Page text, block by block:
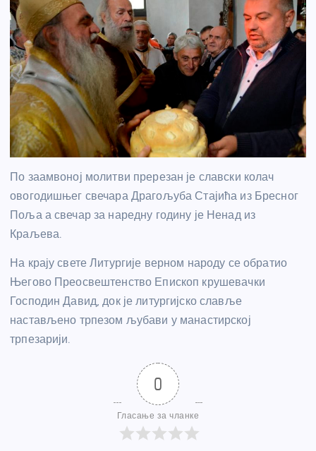
По заамвоној молитви пререзан је славски колач
овогодишњег свечара Драгољуба Стајића из Бресног
Поља а свечар за наредну годину је Ненад из
Краљева.
На крају свете Литургије верном народу се обратио
Његово Преосвештенство Епископ крушевачки
Господин Давид, док је литургијско славље
настављено трпезом љубави у манастирској
трпезарији.
0
Гласање за чланке